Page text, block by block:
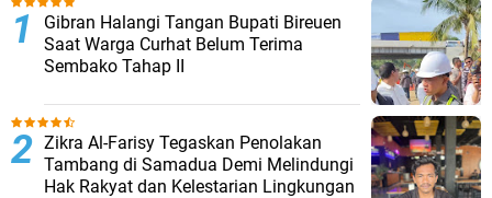
Gibran Halangi Tangan Bupati Bireuen
Saat Warga Curhat Belum Terima
Sembako Tahap II
Zikra Al-Farisy Tegaskan Penolakan
Tambang di Samadua Demi Melindungi
Hak Rakyat dan Kelestarian Lingkungan